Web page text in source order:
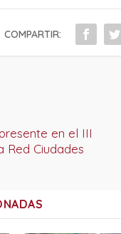
COMPARTIR:
en el III
Red Ciudades